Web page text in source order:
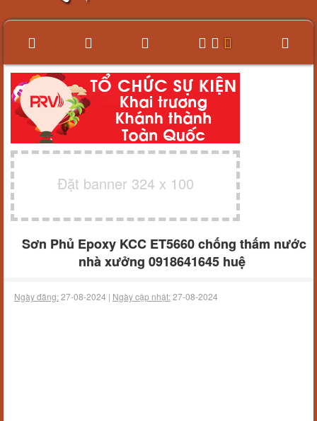
Đặt banner 324 x 100
Sơn Phủ Epoxy KCC ET5660 chống thấm nước
nhà xưởng 0918641645 huệ
Ngày đăng:27-08-2024 | Ngày cập nhật:27-08-2024